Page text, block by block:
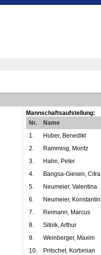
Mannschaftsaufstellung:
Nr.
Name
1.
Huber, Benedikt
2.
Ramming, Moritz
3.
Hahn, Peter
4.
Bangsa-Giesen, Citra
5.
Neumeier, Valentina
6.
Neumeier, Konstantin
7.
Reimann, Marcus
8.
Sitnik, Arthur
9.
Weinberger, Maxim
10.
Pritschet, Korbinian